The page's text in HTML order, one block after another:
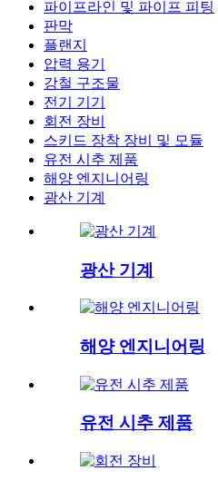
파이프라인 및 파이프 피팅
판막
플랜지
압력 용기
강철 구조물
전기 기기
회전 장비
스키드 장착 장비 및 모듈
유전 시추 제품
해양 엔지니어링
광산 기계
광산 기계
해양 엔지니어링
유전 시추 제품